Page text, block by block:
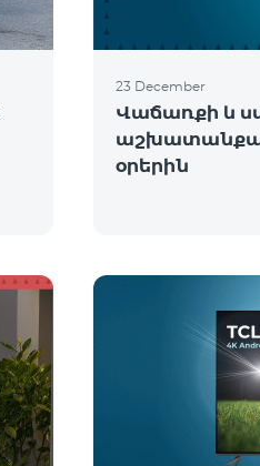
23 December
Վաճառքի և
օրերին